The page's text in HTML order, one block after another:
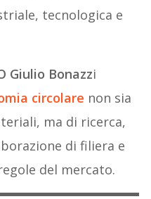
tecnologica e
Giulio Bonazzi
ia circolare non sia
ma di ricerca,
di filiera e
del mercato.